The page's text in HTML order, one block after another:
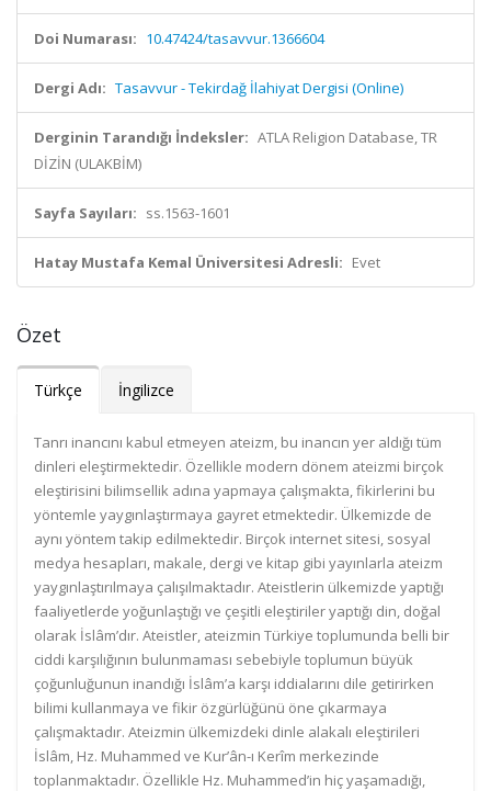
Doi Numarası: 10.47424/tasavvur.1366604
Dergi Adı: Tasavvur - Tekirdağ İlahiyat Dergisi (Online)
Derginin Tarandığı İndeksler: ATLA Religion Database, TR
DİZİN (ULAKBİM)
Sayfa Sayıları: ss.1563-1601
Hatay Mustafa Kemal Üniversitesi Adresli: Evet
Özet
Türkçe İngilizce
Tanrı inancını kabul etmeyen ateizm, bu inancın yer aldığı tüm
dinleri eleştirmektedir. Özellikle modern dönem ateizmi birçok
eleştirisini bilimsellik adına yapmaya çalışmakta, fikirlerini bu
yöntemle yaygınlaştırmaya gayret etmektedir. Ülkemizde de
aynı yöntem takip edilmektedir. Birçok internet sitesi, sosyal
medya hesapları, makale, dergi ve kitap gibi yayınlarla ateizm
yaygınlaştırılmaya çalışılmaktadır. Ateistlerin ülkemizde yaptığı
faaliyetlerde yoğunlaştığı ve çeşitli eleştiriler yaptığı din, doğal
olarak İslâm’dır. Ateistler, ateizmin Türkiye toplumunda belli bir
ciddi karşılığının bulunmaması sebebiyle toplumun büyük
çoğunluğunun inandığı İslâm’a karşı iddialarını dile getirirken
bilimi kullanmaya ve fikir özgürlüğünü öne çıkarmaya
çalışmaktadır. Ateizmin ülkemizdeki dinle alakalı eleştirileri
İslâm, Hz. Muhammed ve Kur’ân-ı Kerîm merkezinde
toplanmaktadır. Özellikle Hz. Muhammed’in hiç yaşamadığı,